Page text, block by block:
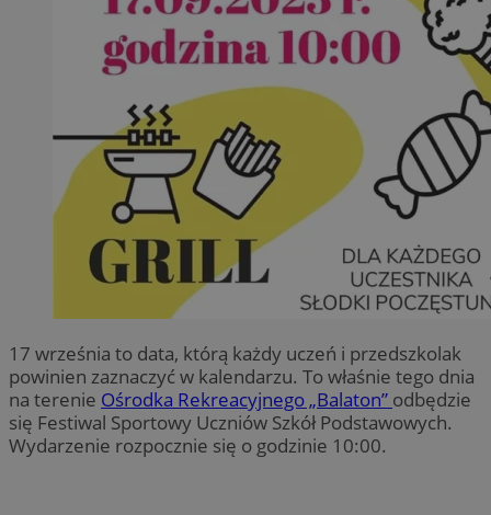
17 września to data, którą każdy uczeń i przedszkolak
powinien zaznaczyć w kalendarzu. To właśnie tego dnia
na terenie Ośrodka Rekreacyjnego „Balaton” odbędzie
się Festiwal Sportowy Uczniów Szkół Podstawowych.
Wydarzenie rozpocznie się o godzinie 10:00.